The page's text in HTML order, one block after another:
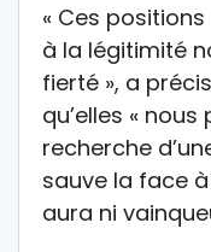
« Ces
à la légitimité
fierté », a
qu’elles «
recherche
sauve la face
aura ni